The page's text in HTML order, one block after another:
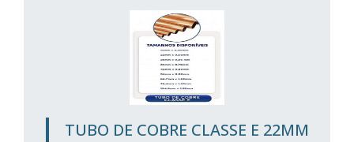
TUBO DE COBRE CLASSE E 22MM